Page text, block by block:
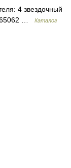
4 звездочный
65062 …
Каталог